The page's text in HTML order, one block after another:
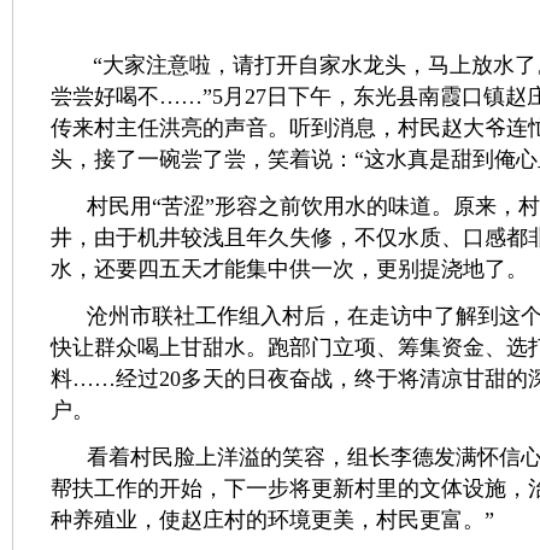
“大家注意啦，请打开自家水龙头，马上放水了
尝尝好喝不……”5月27日下午，东光县南霞口镇赵
传来村主任洪亮的声音。听到消息，村民赵大爷连
头，接了一碗尝了尝，笑着说：“这水真是甜到俺
村民用“苦涩”形容之前饮用水的味道。原来，
井，由于机井较浅且年久失修，不仅水质、口感都
水，还要四五天才能集中供一次，更别提浇地了。
沧州市联社工作组入村后，在走访中了解到这
快让群众喝上甘甜水。跑部门立项、筹集资金、选
料……经过20多天的日夜奋战，终于将清凉甘甜的
户。
看着村民脸上洋溢的笑容，组长李德发满怀信
帮扶工作的开始，下一步将更新村里的文体设施，
种养殖业，使赵庄村的环境更美，村民更富。”